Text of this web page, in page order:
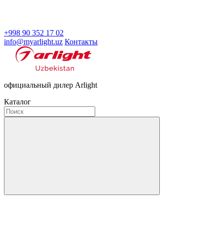
+998 90 352 17 02
info@myarlight.uz Контакты
официальный дилер Arlight
Каталог